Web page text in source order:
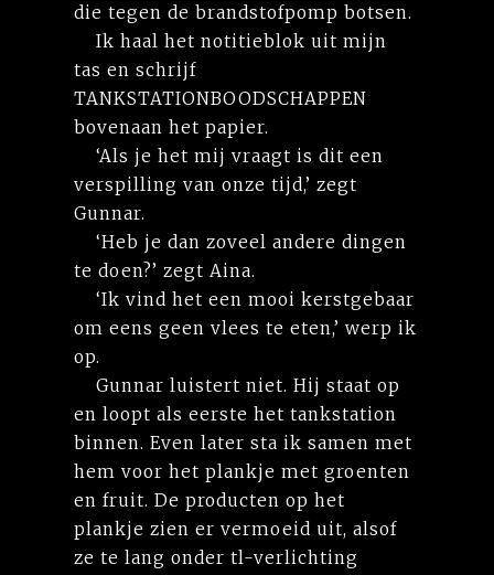
die tegen de brandstofpomp botsen.
Ik haal het notitieblok uit mijn
tas en schrijf
TANKSTATIONBOODSCHAPPEN
bovenaan het papier.
‘Als je het mij vraagt is dit een
verspilling van onze tijd,’ zegt
Gunnar.
‘Heb je dan zoveel andere dingen
te doen?’ zegt Aina.
‘Ik vind het een mooi kerstgebaar
om eens geen vlees te eten,’ werp ik
op.
Gunnar luistert niet. Hij staat op
en loopt als eerste het tankstation
binnen. Even later sta ik samen met
hem voor het plankje met groenten
en fruit. De producten op het
plankje zien er vermoeid uit, alsof
ze te lang onder tl-verlichting